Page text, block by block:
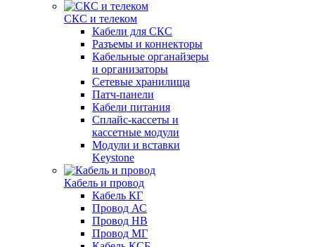
СКС и телеком
Кабели для СКС
Разъемы и коннекторы
Кабельные органайзеры
и организаторы
Сетевые хранилища
Патч-панели
Кабели питания
Сплайс-кассеты и
кассетные модули
Модули и вставки
Keystone
Кабель и провод
Кабель КГ
Провод АС
Провод НВ
Провод МГ